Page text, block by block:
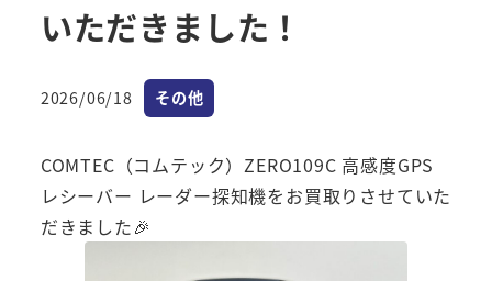
いただきました！
投稿日
2026/06/18 カテゴリー
その他
COMTEC（コムテック）ZERO109C 高感度GPS
レシーバー レーダー探知機をお買取りさせていた
だきました🎉